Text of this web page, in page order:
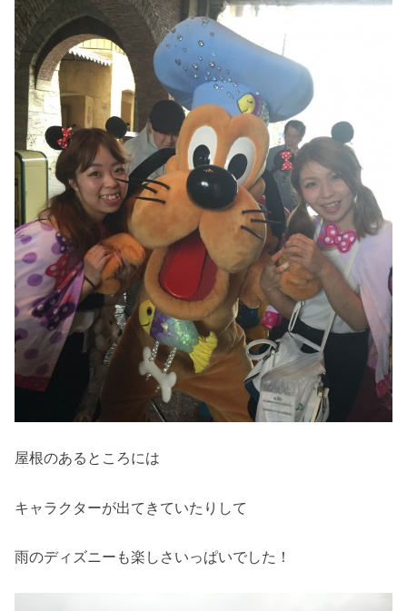
屋根のあるところには
キャラクターが出てきていたりして
雨のディズニーも楽しさいっぱいでした！